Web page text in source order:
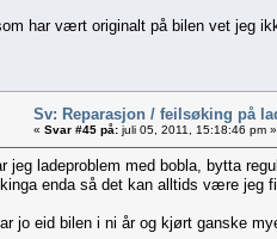
har vært originalt på bilen vet jeg
Sv: Reparasjon / feilsøking på
« Svar #45 på: juli 05, 2011, 15:18:46 pm »
jeg ladeproblem med bobla, bytta
enda så det kan alltids være jeg
jo eid bilen i ni år og kjørt ganske